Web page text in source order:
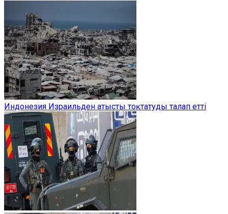
Индонезия Израильден атысты тоқтатуды талап етті